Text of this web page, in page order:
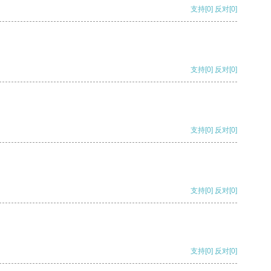
支持[0] 反对[0]
支持[0] 反对[0]
支持[0] 反对[0]
支持[0] 反对[0]
支持[0] 反对[0]